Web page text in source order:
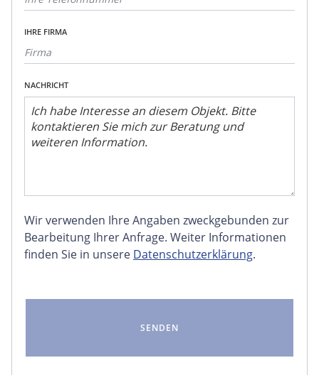
IHRE FIRMA
NACHRICHT
Wir verwenden Ihre Angaben zweckgebunden zur
Bearbeitung Ihrer Anfrage. Weiter Informationen
finden Sie in unsere Datenschutzerklärung.
FACEBOOK
X